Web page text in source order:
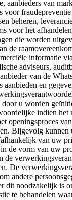
aanbieders van
voor
beheren,
voor het
die worden
de
informatie
adviseurs,
van de
aanbieden en
u worden
indien het
openingsproces
Bijgevolg kunnen
van uw
de vorm van uw
de
De
andere
dit noodzakelijk is
te behandelen